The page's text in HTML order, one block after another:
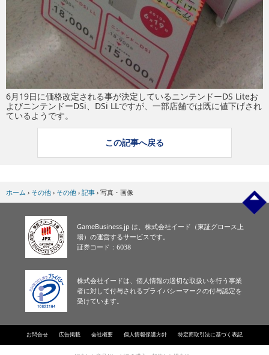
6月19日に価格改定される事が決定しているニンテンドーDS Liteお
よびニンテンドーDSi、DSi LLですが、一部店舗では既に値下げされ
ているようです。
この記事へ戻る
ホーム › その他 › その他 › 記事 › 写真・画像
GameBusiness.jp は、株式会社イード（東証グロース上
場）の運営するサービスです。
証券コード：6038
株式会社イードは、個人情報の適切な取扱いを行う事業
者に対して付与されるプライバシーマークの付与認定を
受けています。
お問合せ 広告掲載 会社概要 個人情報保護方針 特定商取引法に基づく表記